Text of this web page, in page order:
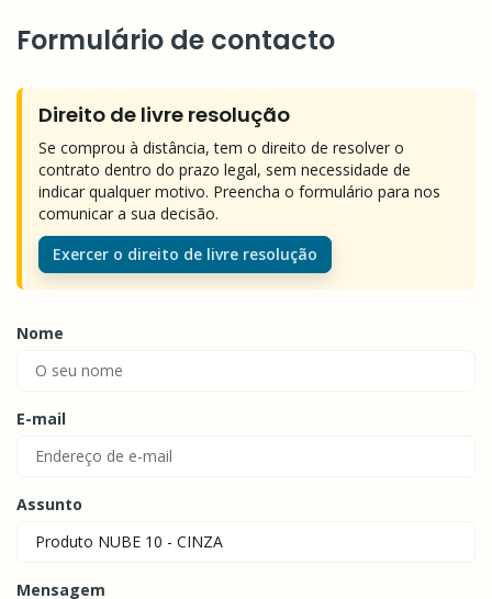
Formulário de contacto
Direito de livre resolução
Se comprou à distância, tem o direito de resolver o
contrato dentro do prazo legal, sem necessidade de
indicar qualquer motivo. Preencha o formulário para nos
comunicar a sua decisão.
Exercer o direito de livre resolução
Nome
E-mail
Assunto
Mensagem